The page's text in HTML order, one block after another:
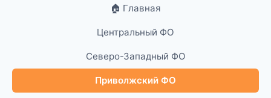
🏠 Главная
Центральный ФО
Северо-Западный ФО
Приволжский ФО